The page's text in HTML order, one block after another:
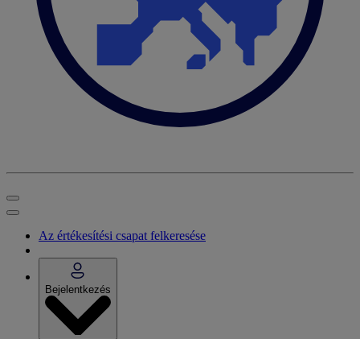
Az értékesítési csapat felkeresése
Bejelentkezés